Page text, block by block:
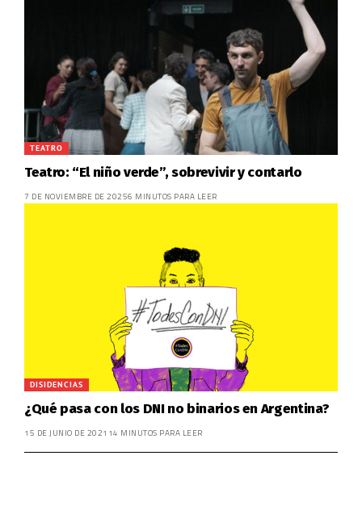
TEATRO
Teatro: “El niño verde”, sobrevivir y contarlo
7 DE NOVIEMBRE DE 20256 MINUTOS PARA LEER
DISIDENCIAS
¿Qué pasa con los DNI no binarios en Argentina?
15 DE JUNIO DE 2021 14 MINUTOS PARA LEER